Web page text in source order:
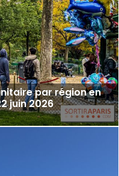
par région en
juin 2026